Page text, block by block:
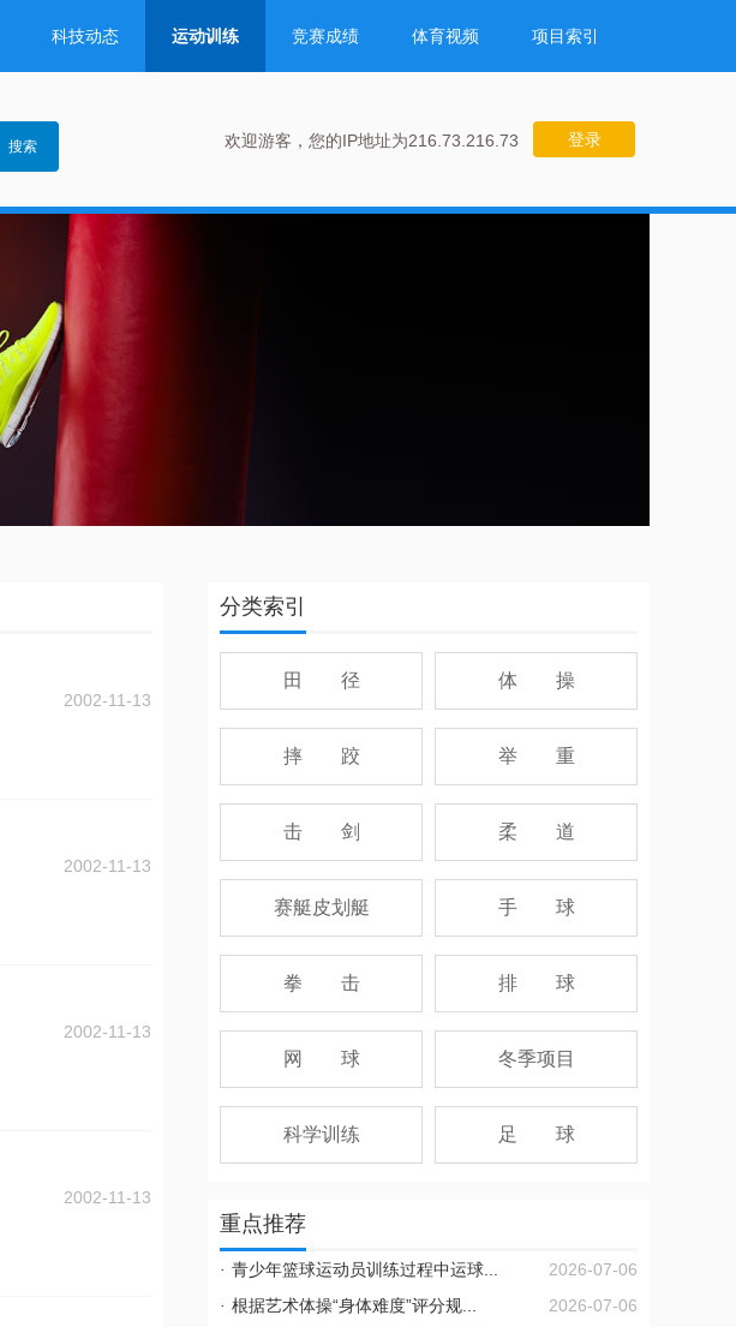
科技动态 运动训练 竞赛成绩 体育视频 项目索引
欢迎游客，您的IP地址为216.73.216.73 登录
2002-11-13
2002-11-13
2002-11-13
2002-11-13
分类索引
田 径 体 操
摔 跤 举 重
击 剑 柔 道
赛艇皮划艇 手 球
拳 击 排 球
网 球 冬季项目
科学训练 足 球
重点推荐
· 青少年篮球运动员训练过程中运球...
2026-07-06
· 根据艺术体操“身体难度”评分规...
2026-07-06